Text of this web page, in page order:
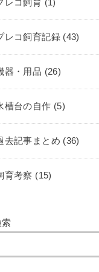
レコ飼育 (1)
レコ飼育記録 (43)
器・用品 (26)
槽台の自作 (5)
去記事まとめ (36)
育考察 (15)
索